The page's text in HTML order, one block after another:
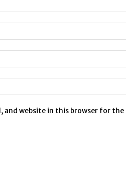
and website in this browser for